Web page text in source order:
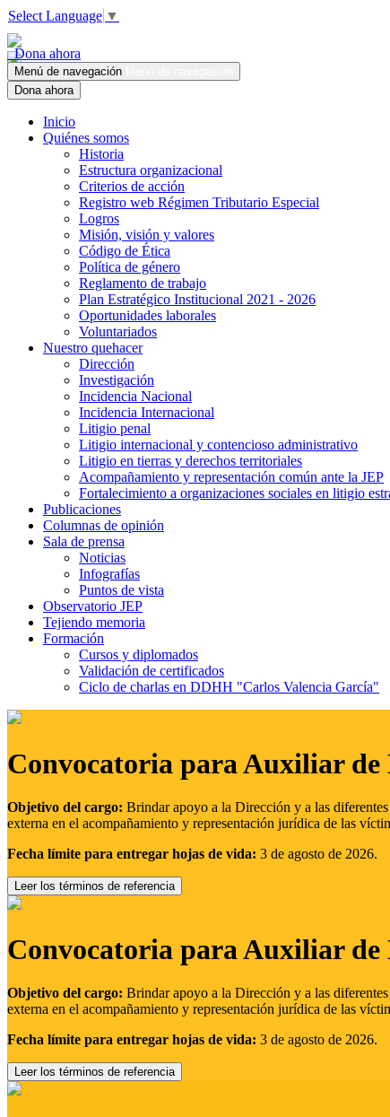
Select Language ▼
Dona ahora
Menú de navegación
Dona ahora
Inicio
Quiénes somos
Historia
Estructura organizacional
Criterios de acción
Registro web Régimen Tributario Especial
Logros
Misión, visión y valores
Código de Ética
Política de género
Reglamento de trabajo
Plan Estratégico Institucional 2021 - 2026
Oportunidades laborales
Voluntariados
Nuestro quehacer
Dirección
Investigación
Incidencia Nacional
Incidencia Internacional
Litigio penal
Litigio internacional y contencioso administrativo
Litigio en tierras y derechos territoriales
Acompañamiento y representación común ante la JEP
Fortalecimiento a organizaciones sociales en litigio
Publicaciones
Columnas de opinión
Sala de prensa
Noticias
Infografías
Puntos de vista
Observatorio JEP
Tejiendo memoria
Formación
Cursos y diplomados
Validación de certificados
Ciclo de charlas en DDHH "Carlos Valencia García"
Convocatoria para Auxiliar
Objetivo del cargo: Brindar apoyo a la Dirección y a las
externa en el acompañamiento y representación jurídica de las
Fecha límite para entregar hojas de vida: 3 de agosto de 2026.
Leer los términos de referencia
Convocatoria para Auxiliar
Objetivo del cargo: Brindar apoyo a la Dirección y a las
externa en el acompañamiento y representación jurídica de las
Fecha límite para entregar hojas de vida: 3 de agosto de 2026.
Leer los términos de referencia